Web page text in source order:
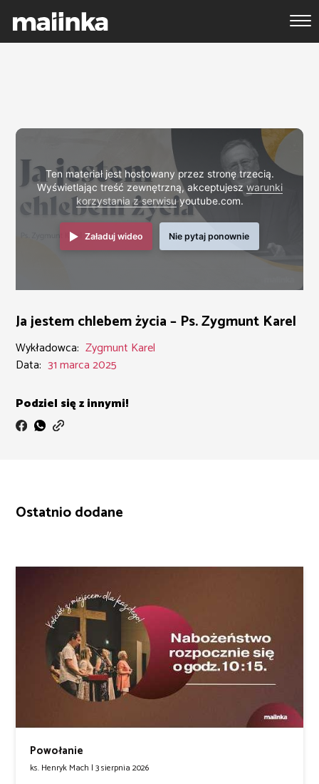
Ten materiał jest hostowany przez stronę trzecią.
Wyświetlając treść zewnętrzną, akceptujeszwarunki
korzystania z serwisuyoutube.com.
Załaduj wideo Nie pytaj ponownie
Ja jestem chlebem życia – Ps. Zygmunt Karel
Wykładowca: Zygmunt Karel
Data: 31 marca 2025
Podziel się z innymi!
Ostatnio dodane
Powołanie
ks. Henryk Mach | 3 sierpnia 2026